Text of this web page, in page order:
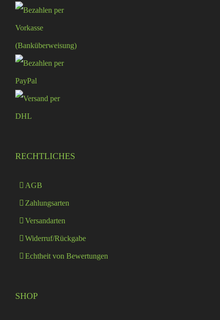
RECHTLICHES
AGB
Zahlungsarten
Versandarten
Widerruf/Rückgabe
Echtheit von Bewertungen
SHOP